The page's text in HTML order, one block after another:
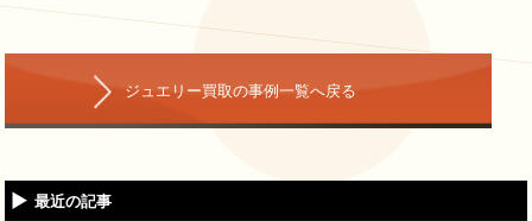
ジュエリー買取の事例一覧へ戻る
最近の記事